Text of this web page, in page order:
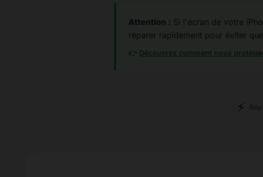
Attention : Si l'écran de votre
réparer rapidement pour éviter
👉 Découvrez comment nous
⚡